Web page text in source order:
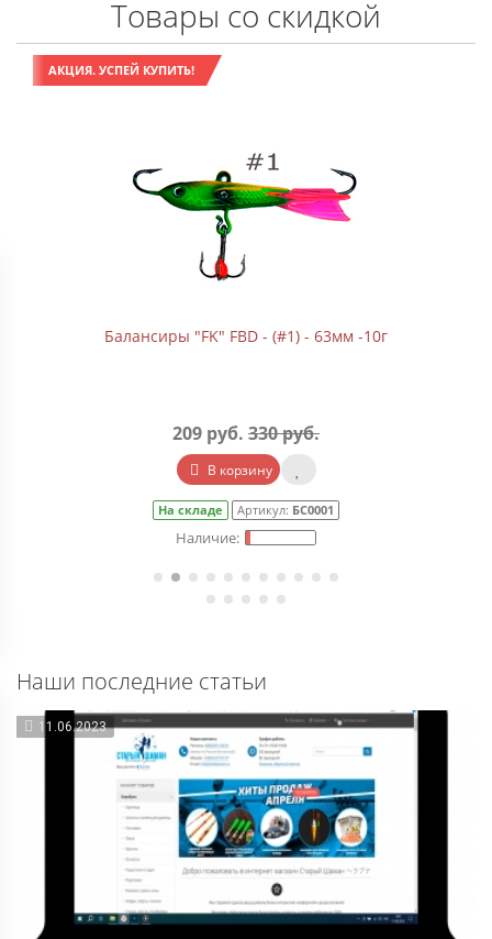
Товары со скидкой
АКЦИЯ. УСПЕЙ КУПИТЬ!
Балансиры "FK" FBD - (#1) - 63мм -10г
209 руб. 330 руб.
В корзину
На складе Артикул: БС0001
Наши последние статьи
11.06.2023